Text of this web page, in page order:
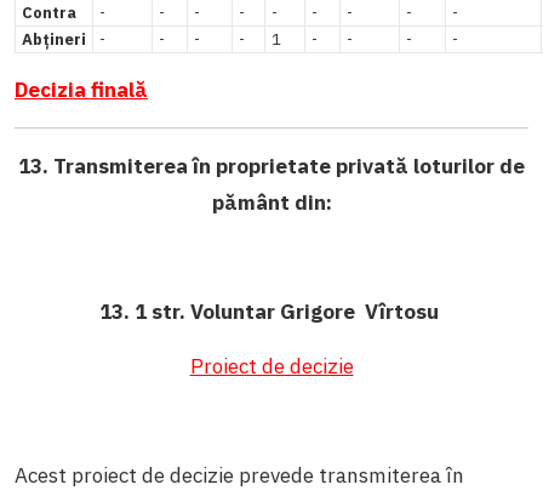
Contra
- - - - - - - -
-
Abțineri
- - - - 1 - - - -
Decizia finală
13. Transmiterea în proprietate privată loturilor de
pământ din:
13. 1 str. Voluntar Grigore Vîrtosu
Proiect de decizie
Acest proiect de decizie prevede transmiterea în